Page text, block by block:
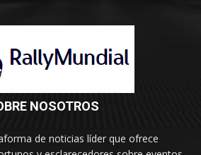
NOSOTROS
de noticias líder que ofrece